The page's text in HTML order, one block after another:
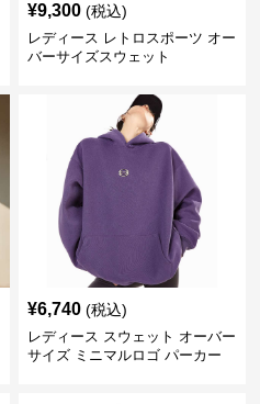
¥9,300 (税込)
レディース レトロスポーツ オー
バーサイズスウェット
¥6,740 (税込)
レディース スウェット オーバー
サイズ ミニマルロゴ パーカー